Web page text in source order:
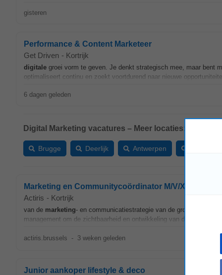
gisteren
Performance & Content Marketeer
Get Driven - Kortrijk
digitale groei vorm te geven. Je denkt strategisch mee, maar bent
optimaliseert continu en zoekt voortdurend naar nieuwe
6 dagen geleden
Digital Marketing vacatures – Meer locaties:
Brugge Deerlijk Antwerpen
Marketing en Communitycoördinator M/V/X
Actiris - Kortrijk
van de marketing- en communicatiestrategie van de groep. Als
management om de zichtbaarheid en ontwikkeling van de
actiris.brussels - 3 weken geleden
Junior aankoper lifestyle & deco